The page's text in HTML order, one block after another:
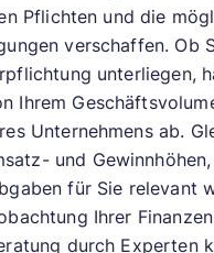
Pflichten und die
verschaffen. Ob
unterliegen,
Ihrem
Unternehmens ab.
und
für Sie relevant
Ihrer
durch Experten